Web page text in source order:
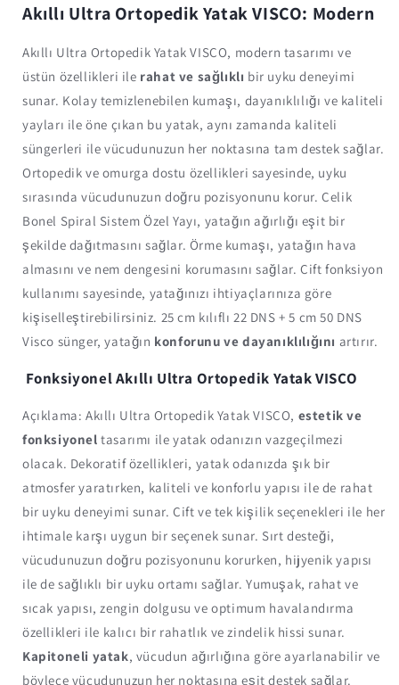
Akıllı Ultra Ortopedik Yatak VISCO: Modern
Akıllı Ultra Ortopedik Yatak VISCO, modern tasarımı ve
üstün özellikleri ile rahat ve sağlıklı bir uyku deneyimi
sunar. Kolay temizlenebilen kumaşı, dayanıklılığı ve kaliteli
yayları ile öne çıkan bu yatak, aynı zamanda kaliteli
süngerleri ile vücudunuzun her noktasına tam destek sağlar.
Ortopedik ve omurga dostu özellikleri sayesinde, uyku
sırasında vücudunuzun doğru pozisyonunu korur. Çelik
Bonel Spiral Sistem Özel Yayı, yatağın ağırlığı eşit bir
şekilde dağıtmasını sağlar. Örme kumaşı, yatağın hava
almasını ve nem dengesini korumasını sağlar. Çift fonksiyon
kullanımı sayesinde, yatağınızı ihtiyaçlarınıza göre
kişiselleştirebilirsiniz. 25 cm kılıflı 22 DNS + 5 cm 50 DNS
Visco sünger, yatağın konforunu ve dayanıklılığını artırır.
Fonksiyonel Akıllı Ultra Ortopedik Yatak VISCO
Açıklama: Akıllı Ultra Ortopedik Yatak VISCO, estetik ve
fonksiyonel tasarımı ile yatak odanızın vazgeçilmezi
olacak. Dekoratif özellikleri, yatak odanızda şık bir
atmosfer yaratırken, kaliteli ve konforlu yapısı ile de rahat
bir uyku deneyimi sunar. Çift ve tek kişilik seçenekleri ile her
ihtimale karşı uygun bir seçenek sunar. Sırt desteği,
vücudunuzun doğru pozisyonunu korurken, hijyenik yapısı
ile de sağlıklı bir uyku ortamı sağlar. Yumuşak, rahat ve
sıcak yapısı, zengin dolgusu ve optimum havalandırma
özellikleri ile kalıcı bir rahatlık ve zindelik hissi sunar.
Kapitoneli yatak, vücudun ağırlığına göre ayarlanabilir ve
böylece vücudunuzun her noktasına eşit destek sağlar.